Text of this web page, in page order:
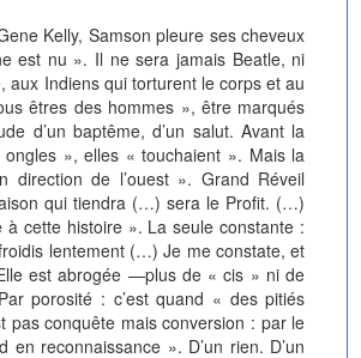
Kelly, Samson pleure ses cheveux
est nu ». Il ne sera jamais Beatle, ni
Indiens qui torturent le corps et au
êtres des hommes », être marqués
d’un baptême, d’un salut. Avant la
», elles « touchaient ». Mais la
de l’ouest ». Grand Réveil
qui tiendra (…) sera le Profit. (…)
à cette histoire ». La seule constante :
lentement (…) Je me constate, et
est abrogée —plus de « cis » ni de
porosité : c’est quand « des pitiés
pas conquête mais conversion : par le
reconnaissance ». D’un rien. D’un